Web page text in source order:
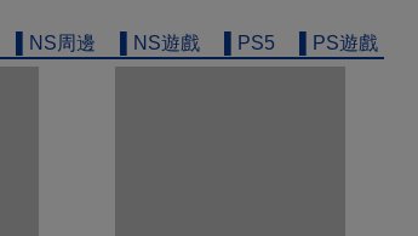
▌NS周邊 ▌NS遊戲 ▌PS5 ▌PS遊戲